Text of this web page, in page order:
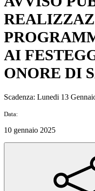
AI
ONORE DI
Scadenza: Lunedi 13
Data:
10 gennaio 2025